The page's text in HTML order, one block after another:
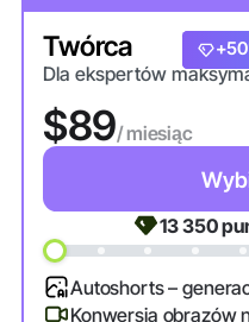
Twórca
Dla ekspertów
$89/ miesiąc
13 350
Autoshorts –
Konwersja obrazów